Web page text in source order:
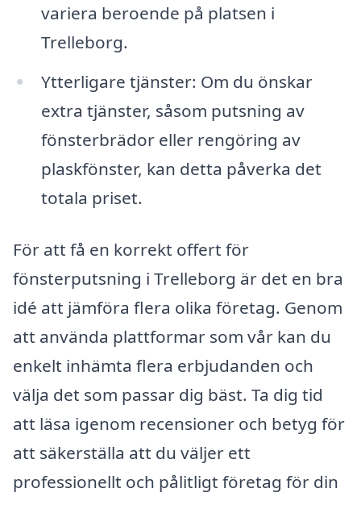
variera beroende på platsen i
Trelleborg.
Ytterligare tjänster: Om du önskar
extra tjänster, såsom putsning av
fönsterbrädor eller rengöring av
plaskfönster, kan detta påverka det
totala priset.
För att få en korrekt offert för
fönsterputsning i Trelleborg är det en bra
idé att jämföra flera olika företag. Genom
att använda plattformar som vår kan du
enkelt inhämta flera erbjudanden och
välja det som passar dig bäst. Ta dig tid
att läsa igenom recensioner och betyg för
att säkerställa att du väljer ett
professionellt och pålitligt företag för din